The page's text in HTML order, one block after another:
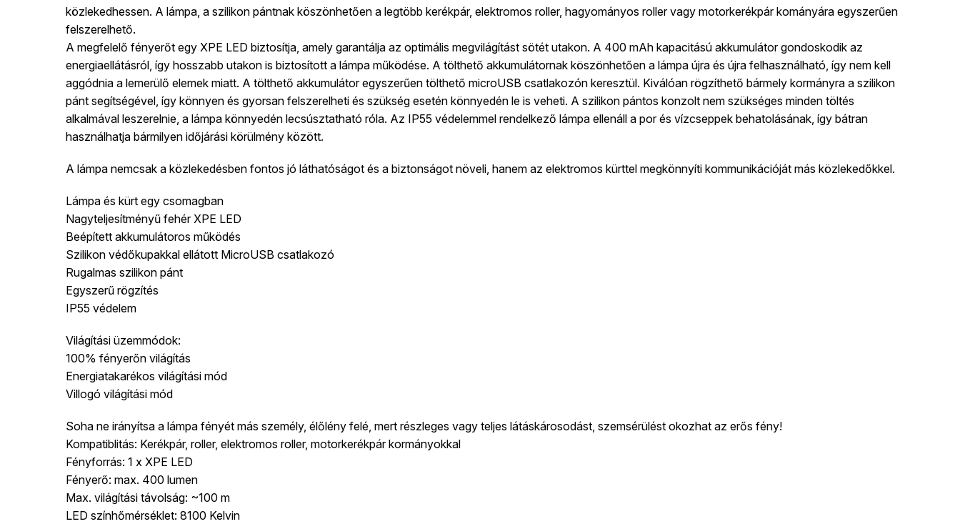
közlekedhessen. A lámpa, a szilikon pántnak köszönhetően a legtöbb kerékpár, elektromos roller, hagyományos roller vagy motorkerékpár kományára egyszerűen
felszerelhető.
A megfelelő fényerőt egy XPE LED biztosítja, amely garantálja az optimális megvilágítást sötét utakon. A 400 mAh kapacitású akkumulátor gondoskodik az
energiaellátásról, így hosszabb utakon is biztosított a lámpa működése. A tölthető akkumulátornak köszönhetően a lámpa újra és újra felhasználható, így nem kell
aggódnia a lemerülő elemek miatt. A tölthető akkumulátor egyszerűen tölthető microUSB csatlakozón keresztül. Kiválóan rögzíthető bármely kormányra a szilikon
pánt segítségével, így könnyen és gyorsan felszerelheti és szükség esetén könnyedén le is veheti. A szilikon pántos konzolt nem szükséges minden töltés
alkalmával leszerelnie, a lámpa könnyedén lecsúsztatható róla. Az IP55 védelemmel rendelkező lámpa ellenáll a por és vízcseppek behatolásának, így bátran
használhatja bármilyen időjárási körülmény között.
A lámpa nemcsak a közlekedésben fontos jó láthatóságot és a biztonságot növeli, hanem az elektromos kürttel megkönnyíti kommunikációját más közlekedőkkel.
Lámpa és kürt egy csomagban
Nagyteljesítményű fehér XPE LED
Beépített akkumulátoros működés
Szilikon védőkupakkal ellátott MicroUSB csatlakozó
Rugalmas szilikon pánt
Egyszerű rögzítés
IP55 védelem
Világítási üzemmódok:
100% fényerőn világítás
Energiatakarékos világítási mód
Villogó világítási mód
Soha ne irányítsa a lámpa fényét más személy, élőlény felé, mert részleges vagy teljes látáskárosodást, szemsérülést okozhat az erős fény!
Kompatiblitás: Kerékpár, roller, elektromos roller, motorkerékpár kormányokkal
Fényforrás: 1 x XPE LED
Fényerő: max. 400 lumen
Max. világítási távolság: ~100 m
LED színhőmérséklet: 8100 Kelvin